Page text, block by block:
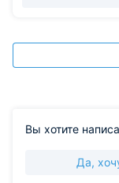
Вы хотите
Да,